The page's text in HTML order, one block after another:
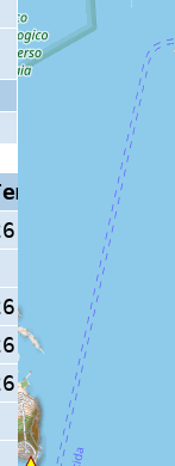
S (W/M/O)
(0/ / )
(0/ / )
(0/ / )
(0/ / )